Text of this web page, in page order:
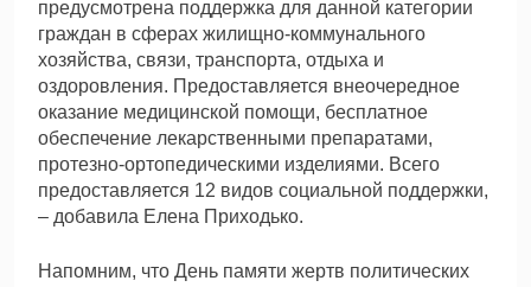
предусмотрена поддержка для данной категории
граждан в сферах жилищно-коммунального
хозяйства, связи, транспорта, отдыха и
оздоровления. Предоставляется внеочередное
оказание медицинской помощи, бесплатное
обеспечение лекарственными препаратами,
протезно-ортопедическими изделиями. Всего
предоставляется 12 видов социальной поддержки,
– добавила Елена Приходько.
Напомним, что День памяти жертв политических